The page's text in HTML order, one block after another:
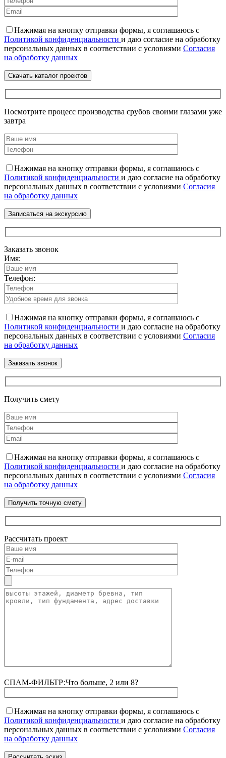
Нажимая на кнопку отправки формы, я соглашаюсь с
Политикой конфиденциальности и даю согласие на обработку
персональных данных в соответствии с условиями Согласия
на обработку данных
Посмотрите процесс производства срубов своими глазами уже
завтра
Нажимая на кнопку отправки формы, я соглашаюсь с
Политикой конфиденциальности и даю согласие на обработку
персональных данных в соответствии с условиями Согласия
на обработку данных
Заказать звонок
Имя:
Телефон:
Нажимая на кнопку отправки формы, я соглашаюсь с
Политикой конфиденциальности и даю согласие на обработку
персональных данных в соответствии с условиями Согласия
на обработку данных
Получить смету
Нажимая на кнопку отправки формы, я соглашаюсь с
Политикой конфиденциальности и даю согласие на обработку
персональных данных в соответствии с условиями Согласия
на обработку данных
Рассчитать проект
СПАМ-ФИЛЬТР:Что больше, 2 или 8?
Нажимая на кнопку отправки формы, я соглашаюсь с
Политикой конфиденциальности и даю согласие на обработку
персональных данных в соответствии с условиями Согласия
на обработку данных